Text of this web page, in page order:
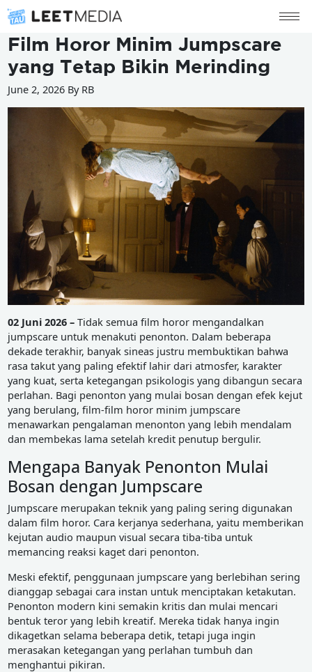
Film Horor Minim Jumpscare
yang Tetap Bikin Merinding
June 2, 2026 By RB
02 Juni 2026 – Tidak semua film horor mengandalkan
jumpscare untuk menakuti penonton. Dalam beberapa
dekade terakhir, banyak sineas justru membuktikan bahwa
rasa takut yang paling efektif lahir dari atmosfer, karakter
yang kuat, serta ketegangan psikologis yang dibangun secara
perlahan. Bagi penonton yang mulai bosan dengan efek kejut
yang berulang, film-film horor minim jumpscare
menawarkan pengalaman menonton yang lebih mendalam
dan membekas lama setelah kredit penutup bergulir.
Mengapa Banyak Penonton Mulai
Bosan dengan Jumpscare
Jumpscare merupakan teknik yang paling sering digunakan
dalam film horor. Cara kerjanya sederhana, yaitu memberikan
kejutan audio maupun visual secara tiba-tiba untuk
memancing reaksi kaget dari penonton.
Meski efektif, penggunaan jumpscare yang berlebihan sering
dianggap sebagai cara instan untuk menciptakan ketakutan.
Penonton modern kini semakin kritis dan mulai mencari
bentuk teror yang lebih kreatif. Mereka tidak hanya ingin
dikagetkan selama beberapa detik, tetapi juga ingin
merasakan ketegangan yang perlahan tumbuh dan
menghantui pikiran.